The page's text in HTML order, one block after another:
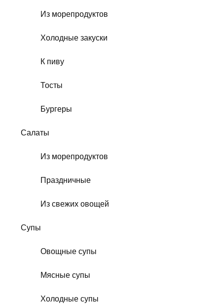
Из морепродуктов
Холодные закуски
К пиву
Тосты
Бургеры
Салаты
Из морепродуктов
Праздничные
Из свежих овощей
Супы
Овощные супы
Мясные супы
Холодные супы